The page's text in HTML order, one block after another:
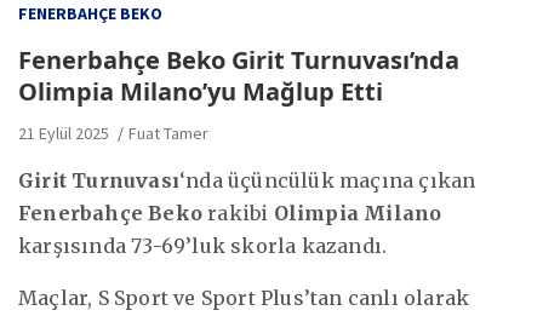
FENERBAHÇE BEKO
Fenerbahçe Beko Girit Turnuvası’nda
Olimpia Milano’yu Mağlup Etti
21 Eylül 2025 Fuat Tamer
Girit Turnuvası‘nda üçüncülük maçına çıkan
Fenerbahçe Beko rakibi Olimpia Milano
karşısında 73-69’luk skorla kazandı.
Maçlar, S Sport ve Sport Plus’tan canlı olarak